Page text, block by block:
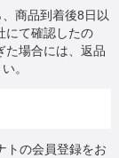
商品到着後8日以
にて確認したの
た場合には、返品
。
トの会員登録をお